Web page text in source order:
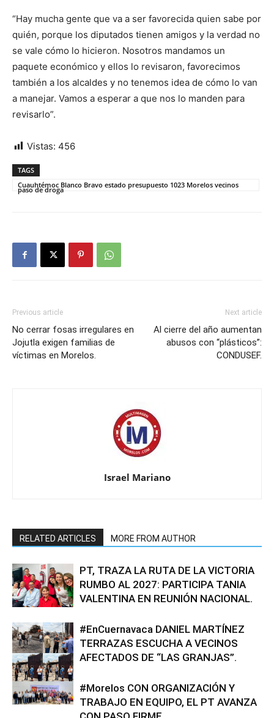
“Hay mucha gente que va a ser favorecida quien sabe por
quién, porque los diputados tienen amigos y la verdad no
se vale cómo lo hicieron. Nosotros mandamos un
paquete económico y ellos lo revisaron, favorecimos
también a los alcaldes y no tenemos idea de cómo lo van
a manejar. Vamos a esperar a que nos lo manden para
revisarlo”.
Vistas: 456
TAGS
Cuauhtémoc Blanco Bravo estado presupuesto 1023 Morelos vecinos
paso de droga
Previous article
No cerrar fosas irregulares en
Jojutla exigen familias de
víctimas en Morelos.
Next article
Al cierre del año aumentan
abusos con “plásticos”:
CONDUSEF.
Israel Mariano
RELATED ARTICLES MORE FROM AUTHOR
PT, TRAZA LA RUTA DE LA VICTORIA
RUMBO AL 2027: PARTICIPA TANIA
VALENTINA EN REUNIÓN NACIONAL.
#EnCuernavaca DANIEL MARTÍNEZ
TERRAZAS ESCUCHA A VECINOS
AFECTADOS DE “LAS GRANJAS”.
#Morelos CON ORGANIZACIÓN Y
TRABAJO EN EQUIPO, EL PT AVANZA